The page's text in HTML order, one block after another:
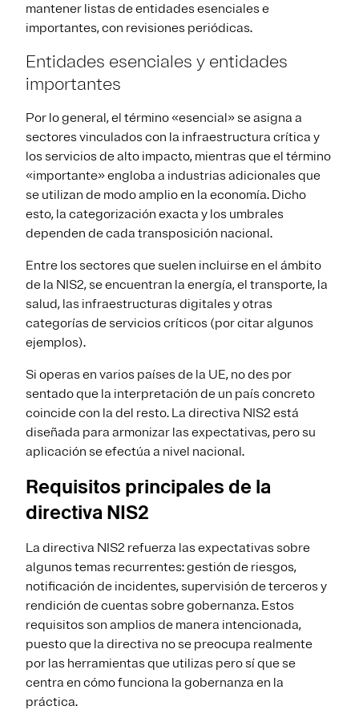
mantener listas de entidades esenciales e
importantes, con revisiones periódicas.
Entidades esenciales y entidades
importantes
Por lo general, el término «esencial» se asigna a
sectores vinculados con la infraestructura crítica y
los servicios de alto impacto, mientras que el término
«importante» engloba a industrias adicionales que
se utilizan de modo amplio en la economía. Dicho
esto, la categorización exacta y los umbrales
dependen de cada transposición nacional.
Entre los sectores que suelen incluirse en el ámbito
de la NIS2, se encuentran la energía, el transporte, la
salud, las infraestructuras digitales y otras
categorías de servicios críticos (por citar algunos
ejemplos).
Si operas en varios países de la UE, no des por
sentado que la interpretación de un país concreto
coincide con la del resto. La directiva NIS2 está
diseñada para armonizar las expectativas, pero su
aplicación se efectúa a nivel nacional.
Requisitos principales de la
directiva NIS2
La directiva NIS2 refuerza las expectativas sobre
algunos temas recurrentes: gestión de riesgos,
notificación de incidentes, supervisión de terceros y
rendición de cuentas sobre gobernanza. Estos
requisitos son amplios de manera intencionada,
puesto que la directiva no se preocupa realmente
por las herramientas que utilizas pero sí que se
centra en cómo funciona la gobernanza en la
práctica.